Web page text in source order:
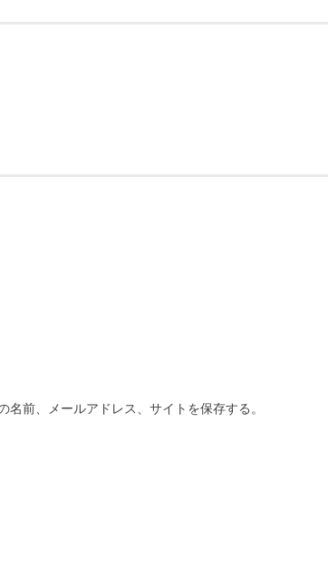
前、メールアドレス、サイトを保存する。